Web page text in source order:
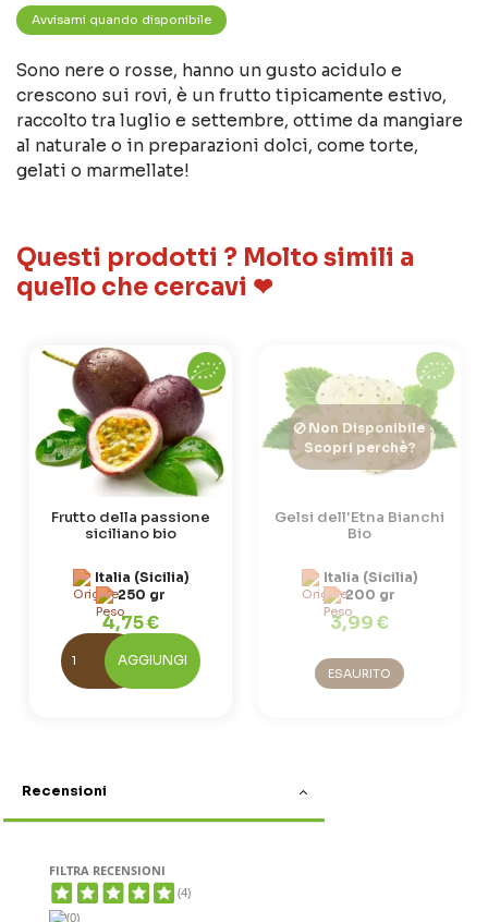
Sono nere o rosse, hanno un gusto acidulo e
crescono sui rovi, è un frutto tipicamente estivo,
raccolto tra luglio e settembre, ottime da mangiare
al naturale o in preparazioni dolci, come torte,
gelati o marmellate!
Questi prodotti ? Molto simili a
quello che cercavi ❤
Frutto della passione
siciliano bio
Italia (Sicilia)
250 gr
4,75 €
AGGIUNGI
Non Disponibile
Scopri perchè?
Gelsi dell'Etna Bianchi
Bio
Italia (Sicilia)
200 gr
3,99 €
ESAURITO
Recensioni
FILTRA RECENSIONI
(4)
(0)